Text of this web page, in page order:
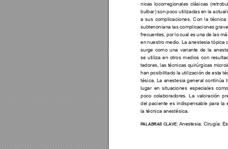
nicas locorregionales clásicas
bulbar) son poco utilizadas en la
a sus complicaciones. Con la
subtenoniana las complicaciones
frecuentes, por lo cual es una de las
en nuestro medio. La anestesia tópica
surge como una variante de la
se utiliza en otros medios con
tedores, las técnicas quirúrgicas
han posibilitado la utilización de esta
tésica. La anestesia general continúa
lugar en situaciones especiales
poco colaboradores. La valoración
del paciente es indispensable para la
la técnica anestésica.
PALABRAS CLAVE: Anestesia; Cirugía;